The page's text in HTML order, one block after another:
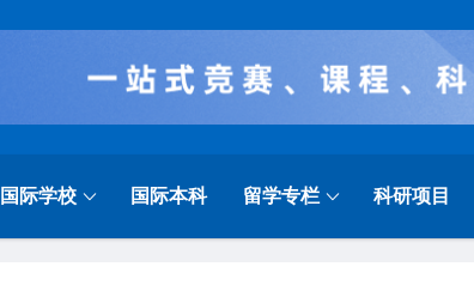
国际学校 国际本科 留学专栏 科研项目